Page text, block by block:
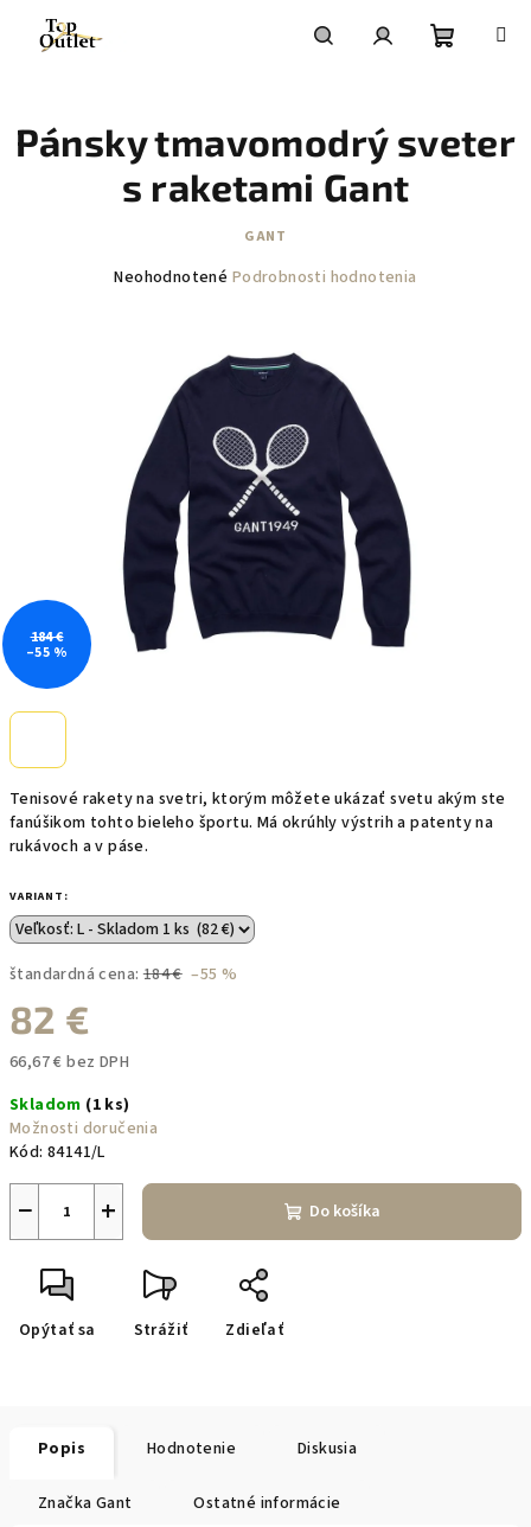
obsah
košík
Tenisové rakety na svetri, ktorým môžete ukázať svetu akým ste
fanúšikom tohto bieleho športu. Má okrúhly výstrih a patenty na
rukávoch a v páse.
VARIANT:
štandardná cena: 184 € –55 %
82 €
66,67 € bez DPH
cena:
Skladom (1 ks)
Možnosti doručenia
Kód: 84141/L
+
− Do košíka
Opýtať sa Strážiť Zdieľať
Pánsky tmavomodrý sveter
s raketami Gant
GANT
Priemerné
hviezdičiek.
Neohodnotené Podrobnosti hodnotenia
184 €
–55 %
Popis Hodnotenie Diskusia
Značka Gant Ostatné informácie